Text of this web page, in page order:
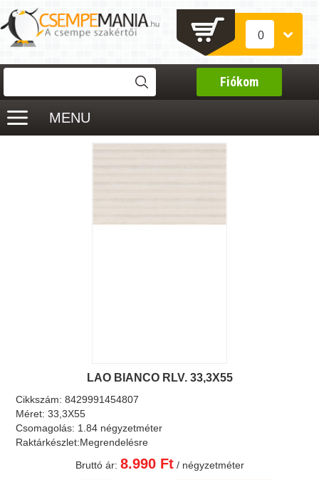
0
Fiókom
MENU
LAO BIANCO RLV. 33,3X55
Cikkszám:8429991454807
Méret:33,3X55
Csomagolás: 1.84 négyzetméter
Raktárkészlet:Megrendelésre
Bruttó ár: 8.990 Ft/ négyzetméter